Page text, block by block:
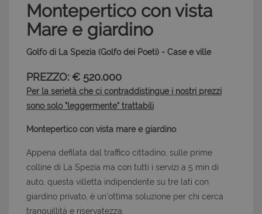
Montepertico con vista
Mare e giardino
Golfo di La Spezia (Golfo dei Poeti) - Case e ville
PREZZO: € 520.000
Per la serietà che ci contraddistingue i nostri prezzi
sono solo "leggermente" trattabili
Montepertico con vista mare e giardino
Appena defilata dal traffico cittadino, sulle prime
colline di La Spezia ma con tutti i servizi a 5 min di
auto, questa villetta indipendente su tre lati con
giardino privato, è un'ottima soluzione per chi cerca
tranquillità e riservatezza.